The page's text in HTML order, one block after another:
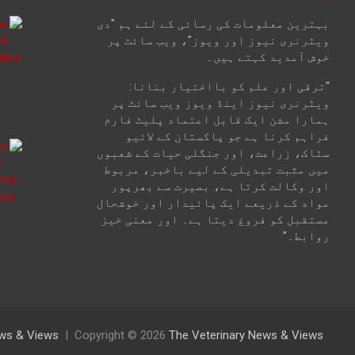
بہترین معلومات کی رسائی کے لئے ہم "دی
ویٹرنری نیوز اور ویوز"، ویب سائٹ پر
خوش آمدید کہتے ہیں۔
"ترقی اور علم کو بااختیار بنانا:
ویٹرنری نیوز اینڈ ویوز ویب سائٹ پر
ہمارا مشن ایک قابل اعتماد پلیٹ فارم
فراہم کرنا ہے جو پاکستان کے لائیو
سٹاک، زراعت، اور جنگلی حیات کے شعبوں
میں مثبت تبدیلی کے لیے باخبر، مربوط
اور وکالت کرتا ہے، بصیرت سے بھرپور
مواد کے ذریعے ایک پائیدار اور خوشحال
مستقبل کو فروغ دیتا ہے۔ اور معنی خیز
روابط۔"
Copyright © 2026 The Veterinary News & Views
& Views